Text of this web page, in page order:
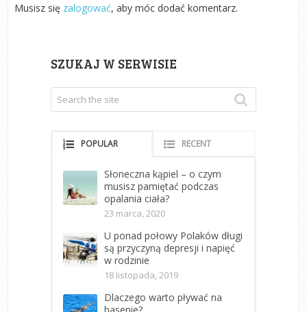
Musisz się zalogować, aby móc dodać komentarz.
SZUKAJ W SERWISIE
POPULAR RECENT
Słoneczna kąpiel – o czym
musisz pamiętać podczas
opalania ciała?
23 marca, 2020
U ponad połowy Polaków długi
są przyczyną depresji i napięć
w rodzinie
18 listopada, 2019
Dlaczego warto pływać na